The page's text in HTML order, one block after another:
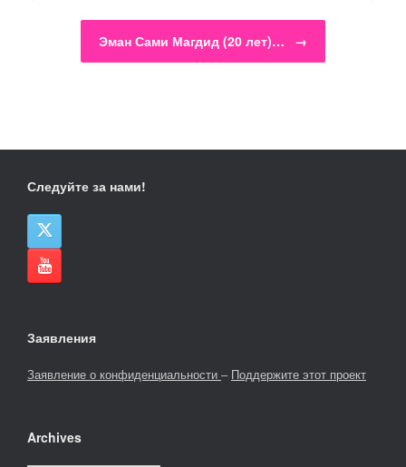
Эман Сами Магдид (20 лет)… →
Следуйте за нами!
Заявления
Заявление о конфиденциальности – Поддержите этот проект
Archives